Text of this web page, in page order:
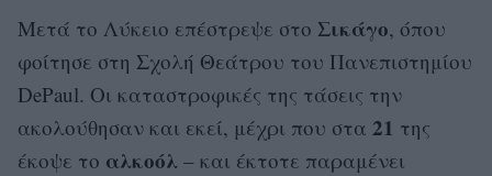
Μετά το Λύκειο επέστρεψε στο Σικάγο, όπου
φοίτησε στη Σχολή Θεάτρου του Πανεπιστημίου
DePaul. Οι καταστροφικές της τάσεις την
ακολούθησαν και εκεί, μέχρι που στα 21 της
έκοψε το αλκοόλ – και έκτοτε παραμένει